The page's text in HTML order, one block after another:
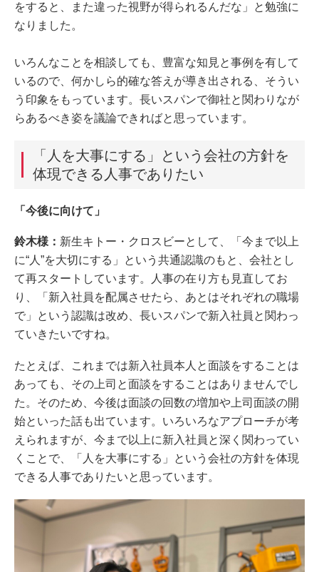
をすると、また違った視野が得られるんだな」と勉強に
なりました。
いろんなことを相談しても、豊富な知見と事例を有して
いるので、何かしら的確な答えが導き出される、そうい
う印象をもっています。長いスパンで御社と関わりなが
らあるべき姿を議論できればと思っています。
「人を大事にする」という会社の方針を
体現できる人事でありたい
「今後に向けて」
鈴木様： 新生キトー・クロスビーとして、「今まで以上
に“人”を大切にする」という共通認識のもと、会社とし
て再スタートしています。人事の在り方も見直してお
り、「新入社員を配属させたら、あとはそれぞれの職場
で」という認識は改め、長いスパンで新入社員と関わっ
ていきたいですね。
たとえば、これまでは新入社員本人と面談をすることは
あっても、その上司と面談をすることはありませんでし
た。そのため、今後は面談の回数の増加や上司面談の開
始といった話も出ています。いろいろなアプローチが考
えられますが、今まで以上に新入社員と深く関わってい
くことで、「人を大事にする」という会社の方針を体現
できる人事でありたいと思っています。